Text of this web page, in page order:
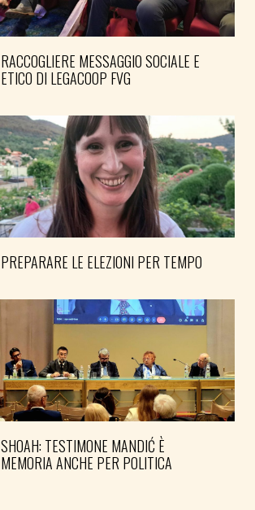
RACCOGLIERE MESSAGGIO SOCIALE E
ETICO DI LEGACOOP FVG
PREPARARE LE ELEZIONI PER TEMPO
SHOAH: TESTIMONE MANDIĆ È
MEMORIA ANCHE PER POLITICA